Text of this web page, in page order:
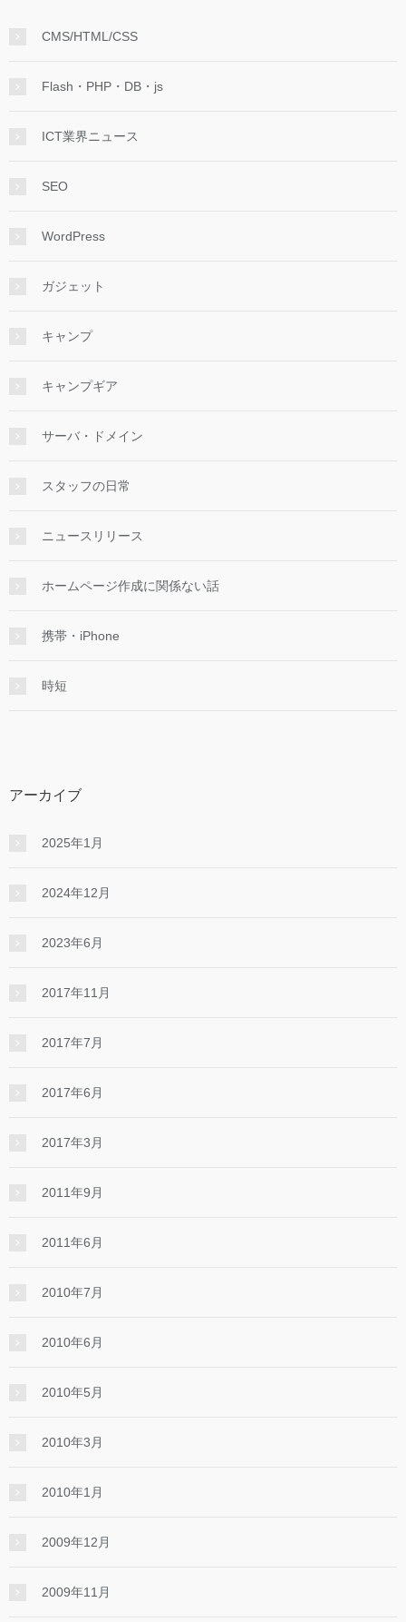
CMS/HTML/CSS
Flash・PHP・DB・js
ICT業界ニュース
SEO
WordPress
ガジェット
キャンプ
キャンプギア
サーバ・ドメイン
スタッフの日常
ニュースリリース
ホームページ作成に関係ない話
携帯・iPhone
時短
アーカイブ
2025年1月
2024年12月
2023年6月
2017年11月
2017年7月
2017年6月
2017年3月
2011年9月
2011年6月
2010年7月
2010年6月
2010年5月
2010年3月
2010年1月
2009年12月
2009年11月